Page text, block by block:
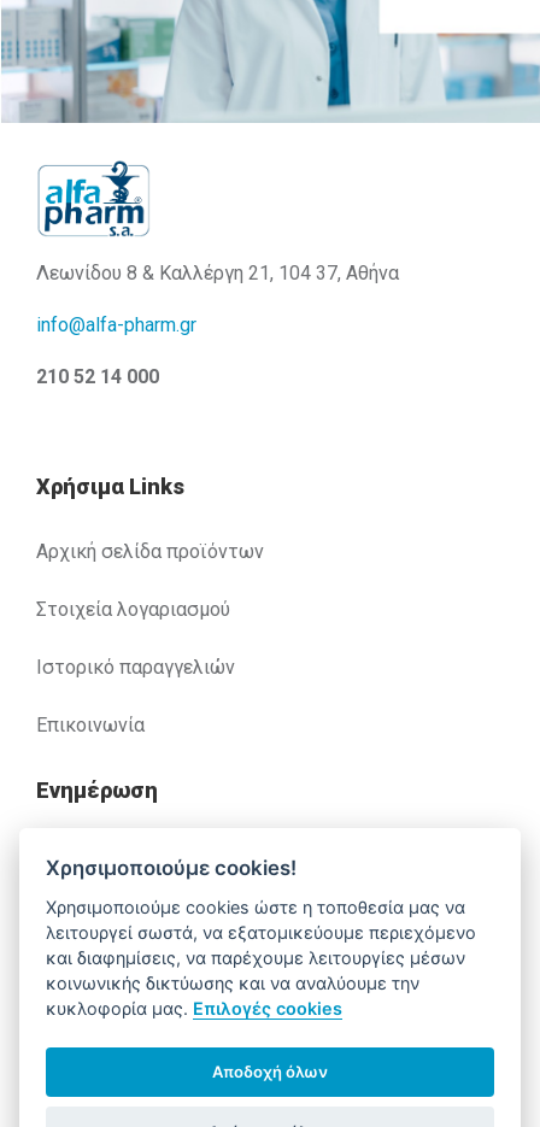
Λεωνίδου 8 & Καλλέργη 21, 104 37, Αθήνα
info@alfa-pharm.gr
210 52 14 000
Χρήσιμα Links
Αρχική σελίδα προϊόντων
Στοιχεία λογαριασμού
Ιστορικό παραγγελιών
Επικοινωνία
Ενημέρωση
Ανακλήσεις
Βοήθεια
Έχετε απορίες. Χρειάζεστε βοήθεια;
210 52 14 037 support@alfa-pharm.gr
Χρησιμοποιούμε cookies!
Χρησιμοποιούμε cookies ώστε η τοποθεσία μας να
λειτουργεί σωστά, να εξατομικεύουμε περιεχόμενο
και διαφημίσεις, να παρέχουμε λειτουργίες μέσων
κοινωνικής δικτύωσης και να αναλύουμε την
κυκλοφορία μας. Επιλογές cookies
Αποδοχή όλων